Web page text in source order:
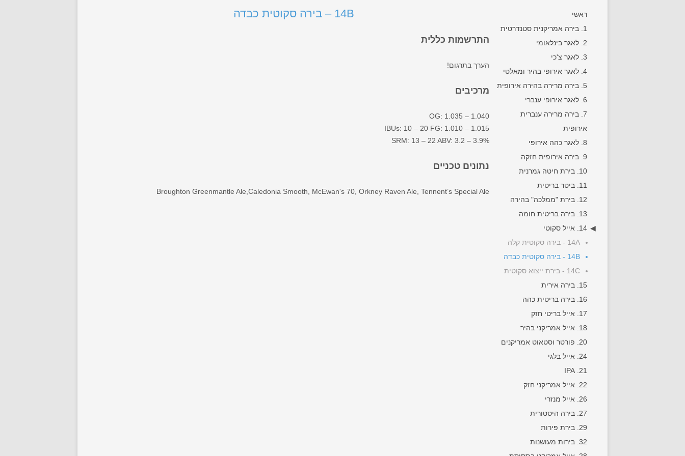
ראשי
1. בירה אמריקנית סטנדרטית
2. לאגר בינלאומי
3. לאגר צ'כי
4. לאגר אירופי בהיר ומאלטי
5. בירה מרירה בהירה אירופית
6. לאגר אירופי ענברי
7. בירה מרירה ענברית
אירופית
8. לאגר כהה אירופי
9. בירה אירופית חזקה
10. בירת חיטה גמרנית
11. ביטר בריטית
12. בירת "ממלכה" בהירה
13. בירה בריטית חומה
14. אייל סקוטי
14A - בירה סקוטית קלה
14B - בירה סקוטית כבדה
14C - בירת ייצוא סקוטית
15. בירה אירית
16. בירה בריטית כהה
17. אייל בריטי חזק
18. אייל אמריקני בהיר
20. פורטר וסטאוט אמריקנים
24. אייל בלגי
21. IPA
22. אייל אמריקני חזק
26. אייל מנזרי
27. בירה היסטורית
29. בירת פירות
32. בירות מעושנות
14B – בירה סקוטית כבדה
התרשמות כללית
הערך בתרגום!
מרכיבים
OG: 1.035 – 1.040
IBUs: 10 – 20 FG: 1.010 – 1.015
SRM: 13 – 22 ABV: 3.2 – 3.9%
נתונים טכניים
Broughton Greenmantle Ale,Caledonia Smooth, McEwan's 70, Orkney Raven Ale, Tennent’s Special Ale